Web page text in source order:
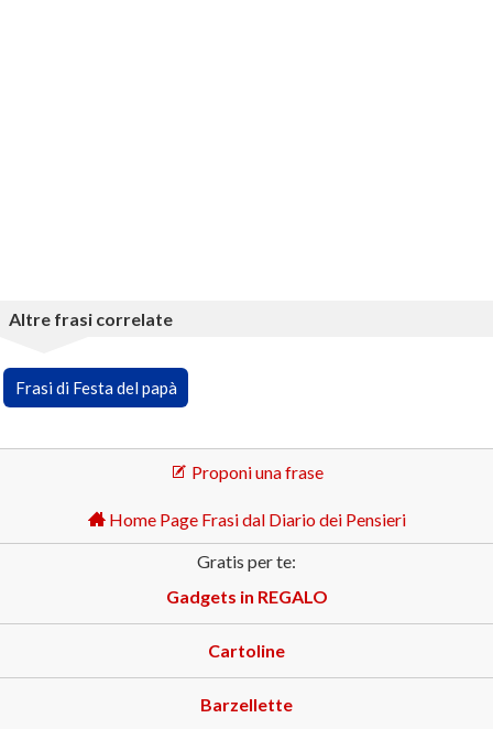
Altre frasi correlate
Frasi di Festa del papà
Proponi una frase
Home Page Frasi dal Diario dei Pensieri
Gratis per te:
Gadgets in REGALO
Cartoline
Barzellette